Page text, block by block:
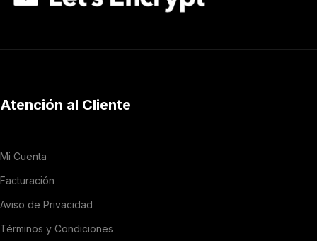
Atención al Cliente
Mi Cuenta
Facturación
Aviso de Privacidad
Términos y Condiciones